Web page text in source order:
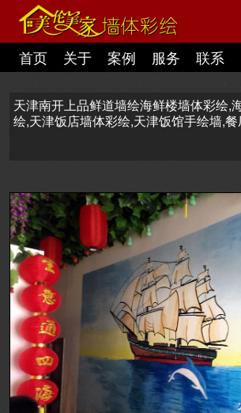
首页 关于 案例 服务 联系
天津南开上品鲜道墙绘海鲜楼墙体彩绘,
绘,天津饭店墙体彩绘,天津饭馆手绘墙,